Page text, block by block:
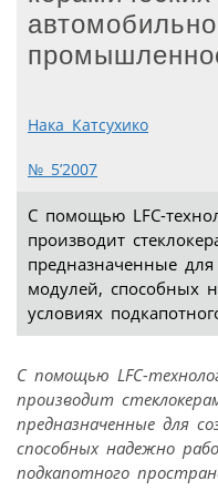
Нака Катсухико
№ 5’2007
С помощью LFC-
производит
предназначенные
модулей, способных
условиях
С помощью LFC-
производит
предназначенные для
способных надежно
подкапотного